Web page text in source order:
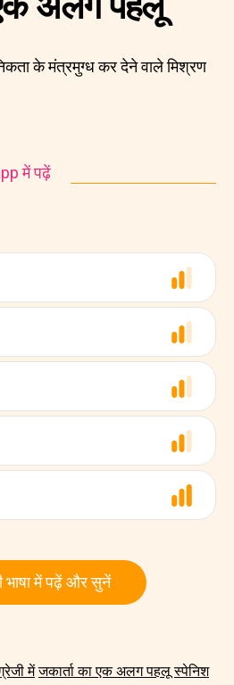
के मंत्रमुग्ध कर देने वाले मिश्रण
में पढ़ें
भाषा में पढ़ें और सुनें
में जकार्ता का एक अलग पहलू स्पेनिश